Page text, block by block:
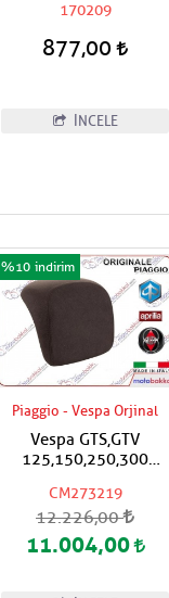
170209
877,00
İNCELE
Piaggio - Vespa Orjinal
Vespa GTS,GTV
125,150,250,300
Çanta İçin Sırt Dayama
Pad / Koyu Kahverengi
CM273219
%10
12.226,00
11.004,00